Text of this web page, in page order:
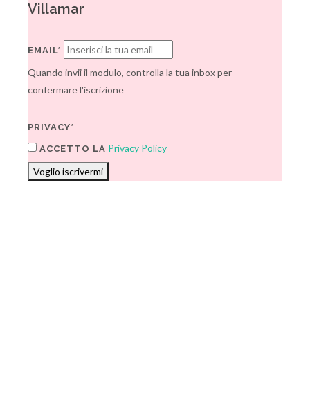
Villamar
EMAIL*
Quando invii il modulo, controlla la tua inbox per
confermare l'iscrizione
PRIVACY*
ACCETTO LA Privacy Policy
Voglio iscrivermi